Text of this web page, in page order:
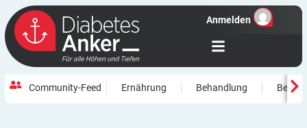
Anmelden
Community-Feed Ernährung Behandlung